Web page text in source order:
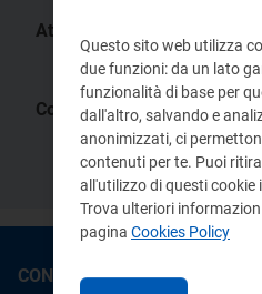
Atti:
Delibera/
228/01
Comunicati stampa:
Varata la riforma
distribuzione del gas
CONTATTI
Questo sito web utilizza
due funzioni: da un lato
funzionalità di base per
dall'altro, salvando e
anonimizzati, ci
contenuti per te. Puoi
all'utilizzo di questi cookie
Trova ulteriori
pagina Cookies Policy